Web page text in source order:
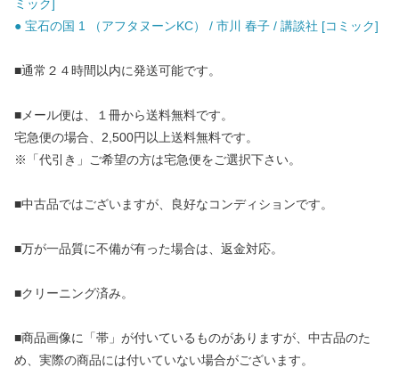
ミック]
● 宝石の国 1 （アフタヌーンKC） / 市川 春子 / 講談社 [コミック]
■通常２４時間以内に発送可能です。
■メール便は、１冊から送料無料です。
宅急便の場合、2,500円以上送料無料です。
※「代引き」ご希望の方は宅急便をご選択下さい。
■中古品ではございますが、良好なコンディションです。
■万が一品質に不備が有った場合は、返金対応。
■クリーニング済み。
■商品画像に「帯」が付いているものがありますが、中古品のた
め、実際の商品には付いていない場合がございます。